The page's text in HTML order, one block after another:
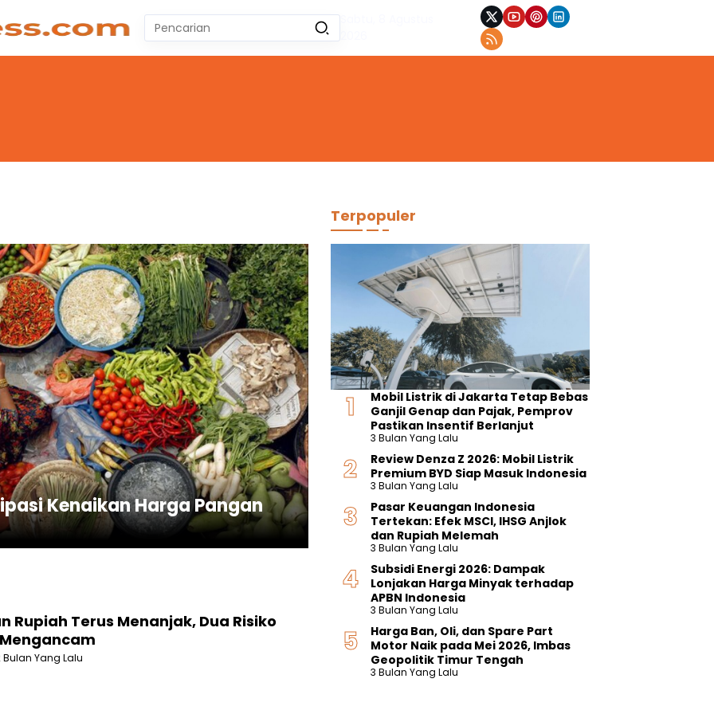
Pencarian
untuk:
Sabtu, 8 Agustus
Kenaikan Harga Pangan
Rupiah Terus Menanjak, Dua Risiko
Bulan Yang Lalu
Terpopuler
Mobil Listrik di Jakarta Tetap Bebas
Ganjil Genap dan Pajak, Pemprov
Pastikan Insentif Berlanjut
3 Bulan Yang Lalu
Review Denza Z 2026: Mobil Listrik
Premium BYD Siap Masuk Indonesia
3 Bulan Yang Lalu
Pasar Keuangan Indonesia
Tertekan: Efek MSCI, IHSG Anjlok
dan Rupiah Melemah
3 Bulan Yang Lalu
Subsidi Energi 2026: Dampak
Lonjakan Harga Minyak terhadap
APBN Indonesia
3 Bulan Yang Lalu
Harga Ban, Oli, dan Spare Part
Motor Naik pada Mei 2026, Imbas
Geopolitik Timur Tengah
3 Bulan Yang Lalu